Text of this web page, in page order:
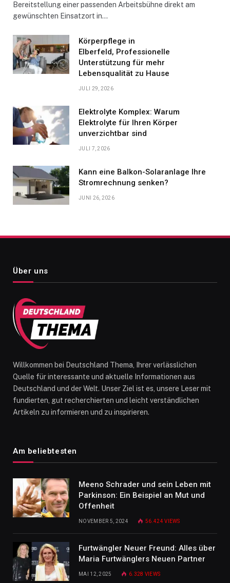
Bereitstellung einer passenden Arbeitsbühne direkt am
gewünschten Einsatzort in…
Körperpflege in
Elberfeld, Professionelle
Unterstützung für mehr
Lebensqualität zu Hause
JULI 29, 2026
Elektrolyte Komplex: Warum
Elektrolyte für Ihren Körper
unverzichtbar sind
JULI 7, 2026
Kann eine Balkon-Solaranlage Ihre
Stromrechnung senken?
JUNI 26, 2026
Über uns
Willkommen bei Deutschland Thema, Ihrer verlässlichen
Quelle für interessante und aktuelle Informationen aus
Deutschland und der Welt. Unser Ziel ist es, unsere Leser mit
fundierten, gut recherchierten und leicht verständlichen
Artikeln zu informieren und zu inspirieren.
Am beliebtesten
Meeno Schrader und sein Leben mit
Parkinson: Ein Beispiel an Mut und
Offenheit
NOVEMBER 5, 2024 56.424VIEWS
Furtwängler Neuer Freund: Alles über
Maria Furtwänglers Neuen Partner
MAI 12, 2025 6.328 VIEWS